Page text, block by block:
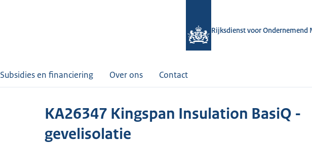
Rijksdienst voor Ondernemend
Subsidies en financiering Over ons Contact
KA26347 Kingspan Insulation BasiQ -
gevelisolatie